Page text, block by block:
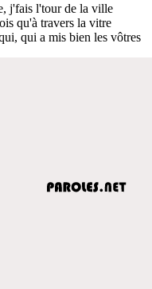
j'fais l'tour de la ville
qu'à travers la vitre
qui a mis bien les vôtres